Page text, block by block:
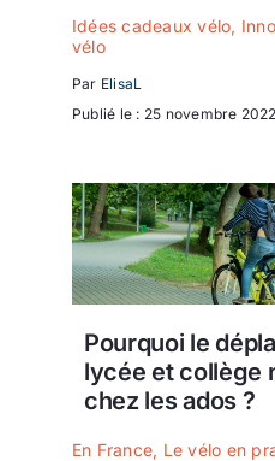
Idées cadeaux vélo,
vélo
Par ElisaL
Publié le : 25 novembre 2022
Pourquoi le
lycée et collège
chez les ados ?
En France, Le vélo en